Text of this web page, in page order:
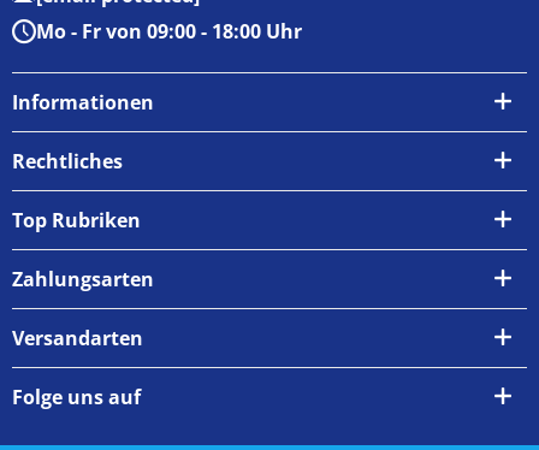
Mo - Fr von 09:00 - 18:00 Uhr
Informationen
Über uns
Zahlungsarten
Versand & Abholung
Newsletter
Rückgabe & Umtausch
Rechtliches
AGB
Widerrufsrecht
Top Rubriken
Zahlungsarten
Versandarten
Folge uns auf